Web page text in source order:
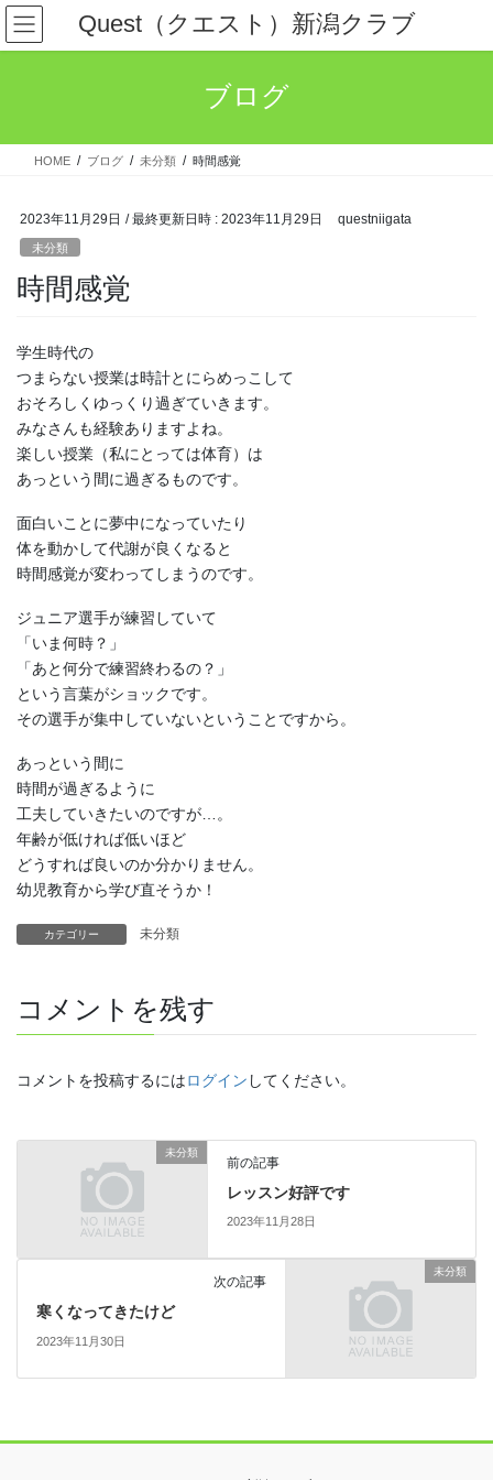
コ
ン
テ
ス
ナ
ビ
ゲ
ン
Quest（クエスト）新潟クラブ
ブログ
HOME ブログ 未分類 時間感覚
2023年11月29日 / 最終更新日時 : 2023年11月29日 questniigata
未分類
時間感覚
学生時代の
つまらない授業は時計とにらめっこして
おそろしくゆっくり過ぎていきます。
みなさんも経験ありますよね。
楽しい授業（私にとっては体育）は
あっという間に過ぎるものです。
面白いことに夢中になっていたり
体を動かして代謝が良くなると
時間感覚が変わってしまうのです。
ジュニア選手が練習していて
「いま何時？」
「あと何分で練習終わるの？」
という言葉がショックです。
その選手が集中していないということですから。
あっという間に
時間が過ぎるように
工夫していきたいのですが…。
年齢が低ければ低いほど
どうすれば良いのか分かりません。
幼児教育から学び直そうか！
カテゴリー 未分類
コメントを残す
コメントを投稿するにはログイン してください。
未分類
前の記事
レッスン好評です
2023年11月28日
未分類
次の記事
寒くなってきたけど
2023年11月30日